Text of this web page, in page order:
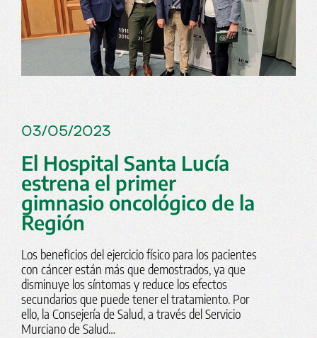
03/05/2023
El Hospital Santa Lucía
estrena el primer
gimnasio oncológico de la
Región
Los beneficios del ejercicio físico para los pacientes
con cáncer están más que demostrados, ya que
disminuye los síntomas y reduce los efectos
secundarios que puede tener el tratamiento. Por
ello, la Consejería de Salud, a través delServicio
Murciano de Salud…